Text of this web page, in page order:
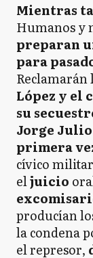
Mientras
Humanos y
preparan
para
Reclamarán
López y el
su
Jorge
primera
cívico
eljuicio
producían
la condena
el represor,